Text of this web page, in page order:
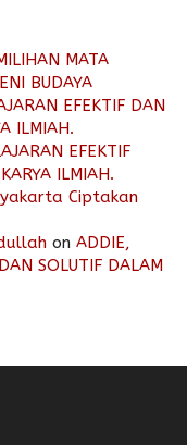
MATA
BUDAYA
EFEKTIF DAN
ILMIAH.
EFEKTIF
ILMIAH.
Ciptakan
on ADDIE,
SOLUTIF DALAM